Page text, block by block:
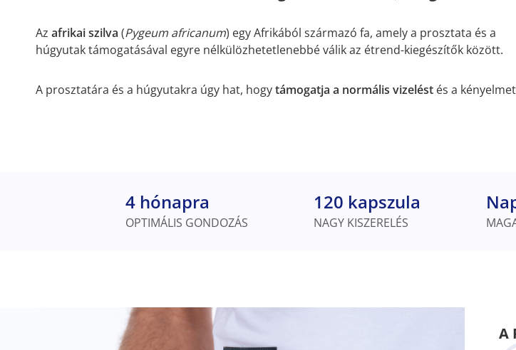
Az afrikai szilva (Pygeum africanum) egy Afrikából származó fa, amely a prosztata és a
húgyutak támogatásával egyre nélkülözhetetlenebbé válik az étrend-kiegészítők között.
A prosztatára és a húgyutakra úgy hat, hogytámogatja a normális vizelést és a
4 hónapra
OPTIMÁLIS GONDOZÁS
120 kapszula
NAGY KISZERELÉS
A